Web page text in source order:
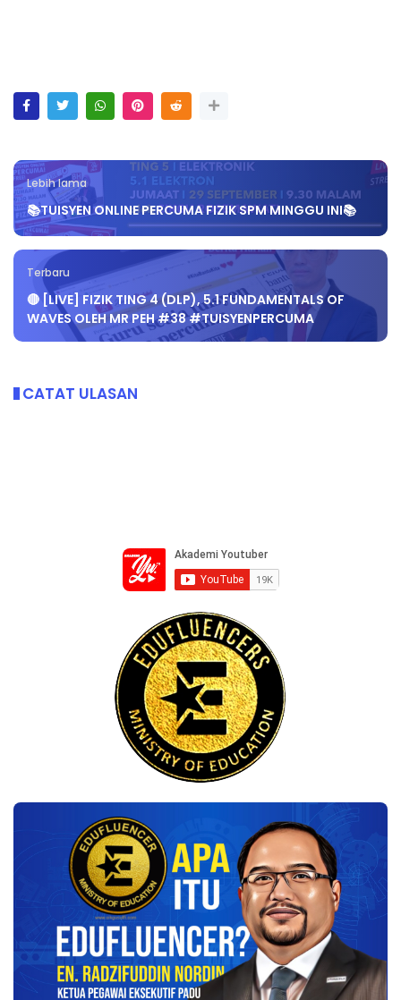
Lebih lama
📚TUISYEN ONLINE PERCUMA FIZIK SPM MINGGU INI📚
Terbaru
🔴 [LIVE] FIZIK TING 4 (DLP), 5.1 FUNDAMENTALS OF
WAVES OLEH MR PEH #38 #TUISYENPERCUMA
CATAT ULASAN